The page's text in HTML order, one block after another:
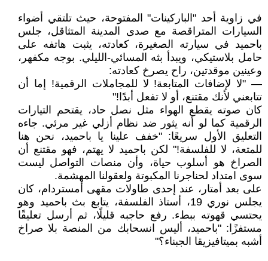
في زاوية أحد "الباركينات" المفتوحة، حيث تلتقي أضواء
السيارات المتراقصة مع صدى المدينة المتثاقل، جلس
باحميد في سيارته الصغيرة، كعادته، يثبت هاتفه على
حامل بلاستيكي، ويبدأ بثه المسائي-الليلي. بوجه مكفهر،
وعينين موقدتين، راح يصرخ كعادته:
— "لا لإضافات المتابعة! لا للمجاملات الرقمية! إما أن
تتابعني لأنك مقتنع، أو لا تفعل أبدًا!"
كان صوته يقطع الهواء مثل نصل حاد، يقتحم التيارات
الرقمية كما لو أنه يثور ضد نظام أزلي غير مرئي. جاءه
التعليق الأول سريعًا: "خفف علينا يا باحميد، نحن هنا
للمتعة، لا للفلسفة!" لكن باحميد لا يهتم، فهو مقتنع أن
الصراخ هو أسلوب حياة، وأن منصات التواصل ليست
سوى امتداد لحناجرنا المكبوتة ولعقولنا المهشمة.
على بعد أمتار، عند إحدى طاولات مقهى أمستردام، كان
يجلس نوري 19، أستاذ الفلسفة، يتابع بث باحميد وهو
يحتسي قهوته ببطء. رفع حاجبه قليلًا، ثم أرسل تعليقًا
مستفزًا: "باحميد، أليس انسحابك من المنصة بلا صراخ
أشبه بميتافيزيقا الجبناء؟"